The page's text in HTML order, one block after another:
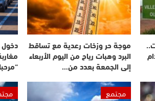
موجة حر وزخات رعدية مع تساقط
البرد وهبات رياح من اليوم الأربعاء
إلى الجمعة بعدد من…
“مرحبا 2026”
مجتمع